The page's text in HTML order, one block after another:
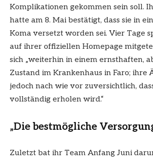
Komplikationen gekommen sein soll.
hatte am 8. Mai bestätigt, dass sie in
Koma versetzt worden sei. Vier Tage
auf ihrer offiziellen Homepage
sich „weiterhin in einem ernsthaften,
Zustand im Krankenhaus in Faro; ihre
jedoch nach wie vor zuversichtlich,
vollständig erholen wird.“
„Die bestmögliche
Zuletzt bat ihr Team Anfang Juni